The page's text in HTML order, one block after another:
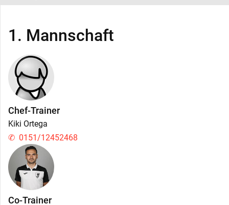
1. Mannschaft
Chef-Trainer
Kiki Ortega
0151/12452468
Co-Trainer